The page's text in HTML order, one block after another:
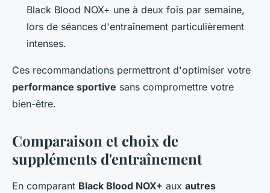
Black Blood NOX+ une à deux fois par semaine,
lors de séances d'entraînement particulièrement
intenses.
Ces recommandations permettront d'optimiser votre
performance sportive sans compromettre votre
bien-être.
Comparaison et choix de
suppléments d'entraînement
En comparant Black Blood NOX+ aux autres